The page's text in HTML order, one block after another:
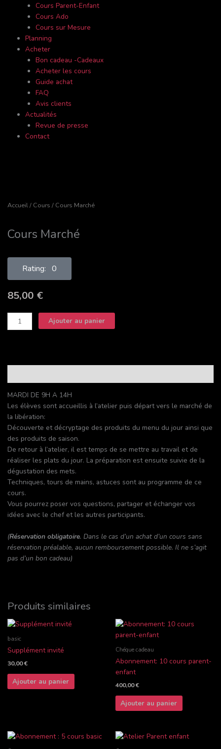
Cours Parent-Enfant
Cours Ado
Cours sur Mesure
Planning
Acheter
Bon cadeau -Cadeaux
Acheter les cours
Guide achat
FAQ
Avis clients
Actualités
Revue de presse
Contact
Accueil/ Cours / Cours Marché
Cours Marché
Rating: 0
85,00 €
quantité
de
Ajouter au panier
MARDI DE 9H A 14H
Les élèves sont accueillis à l’atelier puis départ vers le marché de
la libération:
Découverte et décryptage des produits du menu du jour ainsi que
des produits de saison.
De retour à l’atelier, il est temps de se mettre au travail et de
réaliser les plats du jour. La préparation est ensuite suivie de la
dégustation des mets.
Techniques, tours de mains, astuces sont au programme de ce
cours.
Vous pourrez poser vos questions, partager et échanger vos
idées avec le chef et les autres participants.
(Réservation obligatoire. Dans le cas d’un achat d’un cours sans
réservation préalable, aucun remboursement possible. Il ne s’agit
pas d’un bon cadeau)
Produits similaires
basic
Supplément invité
30,00€
Ajouter au panier
Chéque cadeau
Abonnement: 10 cours parent-
enfant
400,00€
Ajouter au panier